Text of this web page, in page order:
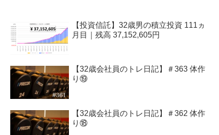
【投資信託】32歳男の積立投資 111ヵ
月目｜残高 37,152,605円
【32歳会社員のトレ日記】＃363 体作
り⑲
【32歳会社員のトレ日記】＃362 体作
り⑱